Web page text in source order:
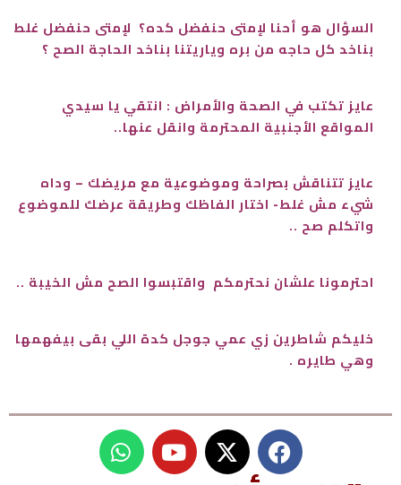
السؤال هو أحنا لإمتى حنفضل كده؟ لإمتى حنفضل غلط
بناخد كل حاجه من بره وياريتنا بناخد الحاجة الصح ؟
عايز تكتب في الصحة والأمراض : انتقي يا سيدي
المواقع الأجنبية المحترمة وانقل عنها..
عايز تتناقش بصراحة وموضوعية مع مريضك – وداه
شيء مش غلط- اختار الفاظك وطريقة عرضك للموضوع
واتكلم صح ..
احترمونا علشان نحترمكم واقتبسوا الصح مش الخيبة ..
خليكم شاطرين زي عمي جوجل كدة اللي بقى بيفهمها
وهي طايره .
W
h